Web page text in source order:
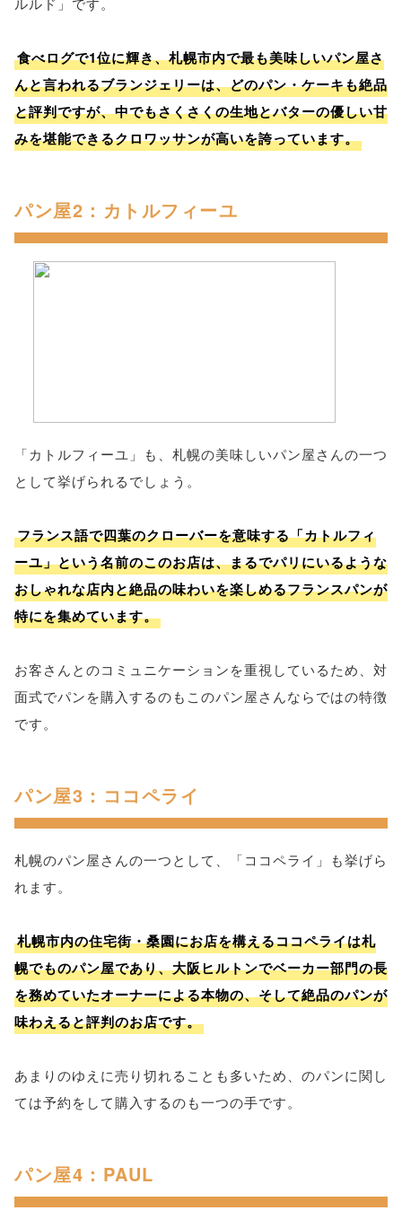
食べログで1位に輝き、札幌市内で最も美味しいパン屋さ
んと言われるブランジェリーは、どのパン・ケーキも絶品
と評判ですが、中でもさくさくの生地とバターの優しい甘
みを堪能できるクロワッサンが高いを誇っています。
パン屋2：カトルフィーユ
「カトルフィーユ」も、札幌の美味しいパン屋さんの一つ
として挙げられるでしょう。
フランス語で四葉のクローバーを意味する「カトルフィ
ーユ」という名前のこのお店は、まるでパリにいるような
おしゃれな店内と絶品の味わいを楽しめるフランスパンが
特にを集めています。
お客さんとのコミュニケーションを重視しているため、対
面式でパンを購入するのもこのパン屋さんならではの特徴
です。
パン屋3：ココペライ
札幌のパン屋さんの一つとして、「ココペライ」も挙げら
れます。
札幌市内の住宅街・桑園にお店を構えるココペライは札
幌でものパン屋であり、大阪ヒルトンでベーカー部門の長
を務めていたオーナーによる本物の、そして絶品のパンが
味わえると評判のお店です。
あまりのゆえに売り切れることも多いため、のパンに関し
ては予約をして購入するのも一つの手です。
パン屋4：PAUL